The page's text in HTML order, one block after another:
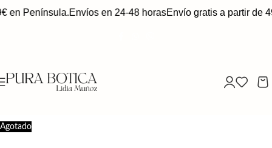
en Península.Envíos en 24-48 horasEnvío gratis a partir de
Agotado